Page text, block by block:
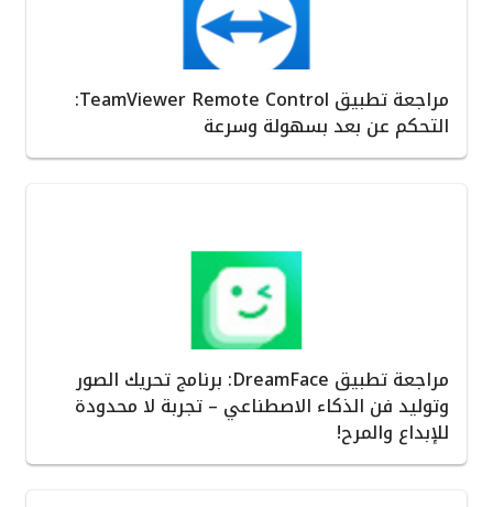
مراجعة تطبيق TeamViewer Remote Control:
التحكم عن بعد بسهولة وسرعة
مراجعة تطبيق DreamFace: برنامج تحريك الصور
وتوليد فن الذكاء الاصطناعي – تجربة لا محدودة
للإبداع والمرح!